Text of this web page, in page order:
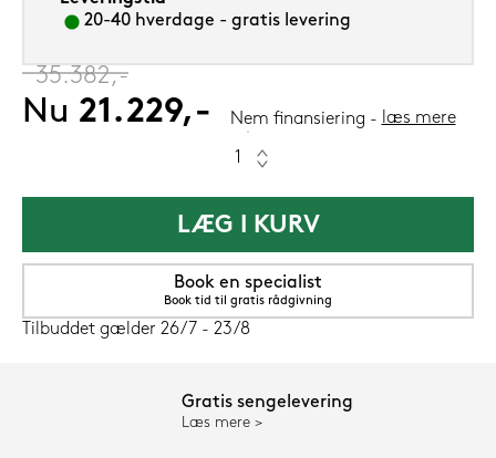
20-40 hverdage - gratis levering
‎35.382,-
Nu 21.229,- Nem finansiering læs mere
LÆG I KURV
Book en specialist
Book tid til gratis rådgivning
Tilbuddet gælder 26/7 - 23/8
Gratis sengelevering
Læs mere